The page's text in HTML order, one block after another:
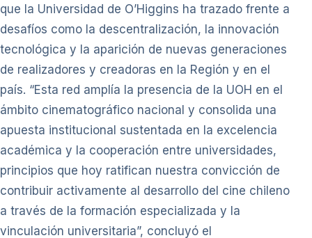
que la Universidad de O’Higgins ha trazado frente a
desafíos como la descentralización, la innovación
tecnológica y la aparición de nuevas generaciones
de realizadores y creadoras en la Región y en el
país. “Esta red amplía la presencia de la UOH en el
ámbito cinematográfico nacional y consolida una
apuesta institucional sustentada en la excelencia
académica y la cooperación entre universidades,
principios que hoy ratifican nuestra convicción de
contribuir activamente al desarrollo del cine chileno
a través de la formación especializada y la
vinculación universitaria”, concluyó el